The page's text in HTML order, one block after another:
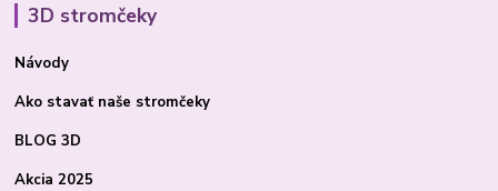
3D stromčeky
Návody
Ako stavať naše stromčeky
BLOG 3D
Akcia 2025